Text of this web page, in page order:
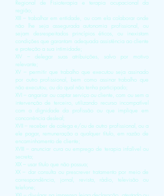
Regional de Fisioterapia e terapia ocupacional da
região;
XIII – trabalhar em entidade, ou com ela colaborar onde
não lhe seja assegurada autonomia profissional, ou
sejam desrespeitados princípios éticos, ou inexistam
condições que garantam adequada assistência ao cliente
e proteção a sua intimidade;
XIV – delegar suas atribuições, salvo por motivo
relevante;
XV – permitir que trabalho que executou seja assinado
por outro profissional, bem como assinar trabalho que
não executou, ou do qual não tenha participado;
XVI – angariar ou captar serviço ou cliente, com ou sem a
intervenção de terceiro, utilizando recurso incompatível
com a dignidade da profissão ou que implique em
concorrência desleal;
XVII – receber de colega e/ou de outro profissional, ou a
ele pagar, remuneração a qualquer título, em razão de
encaminhamento de cliente;
XVIII – anunciar cura ou emprego de terapia infalível ou
secreta;
XIX – usar título que não possua;
XX – dar consulta ou prescrever tratamento por meio de
correspondência, jornal, revista, rádio, televisão ou
telefone;